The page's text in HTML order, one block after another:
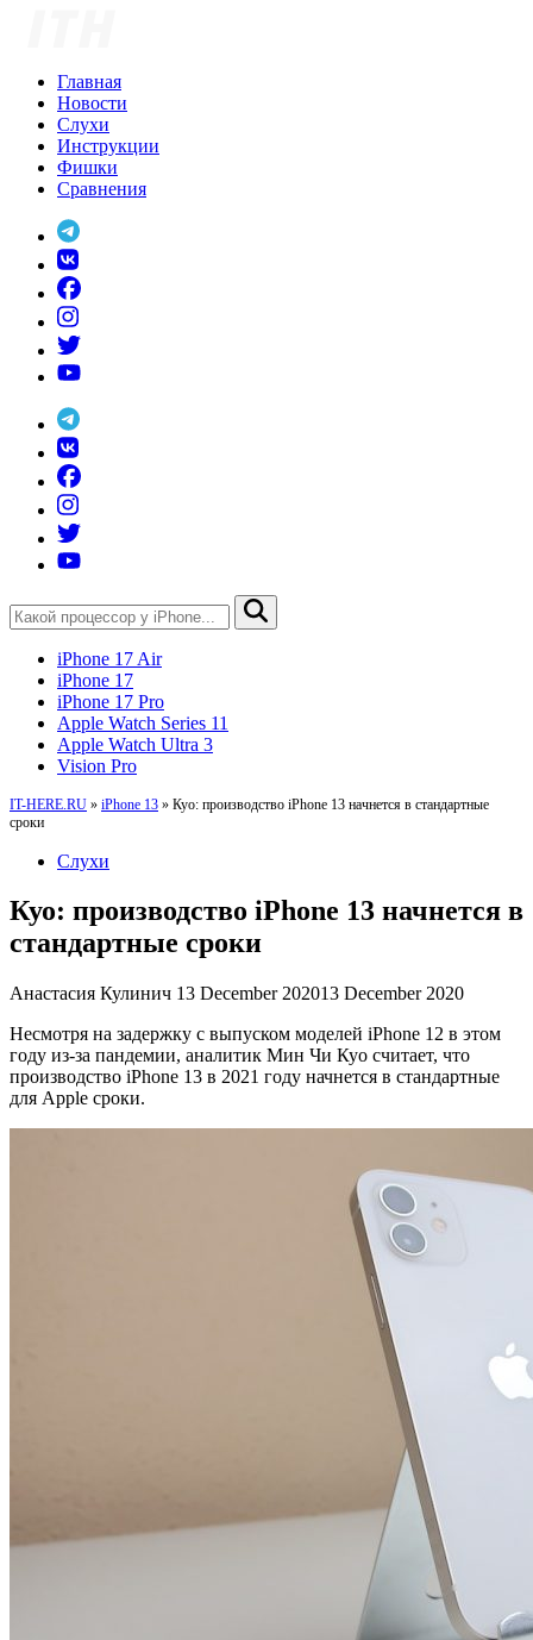
Главная
Новости
Слухи
Инструкции
Фишки
Сравнения
iPhone 17 Air
iPhone 17
iPhone 17 Pro
Apple Watch Series 11
Apple Watch Ultra 3
Vision Pro
IT-HERE.RU » iPhone 13 » Куо: производство iPhone 13 начнется в стандартные
сроки
Слухи
Куо: производство iPhone 13 начнется в
стандартные сроки
Анастасия Кулинич 13 December 202013 December 2020
Несмотря на задержку с выпуском моделей iPhone 12 в этом
году из-за пандемии, аналитик Мин Чи Куо считает, что
производство iPhone 13 в 2021 году начнется в стандартные
для Apple сроки.